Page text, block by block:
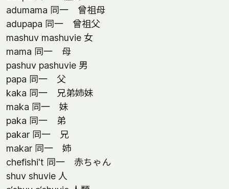
adumama 同一 曾祖母
adupapa 同一 曾祖父
mashuv mashuvie 女
mama 同一 母
pashuv pashuvie 男
papa 同一 父
kaka 同一 兄弟姉妹
maka 同一 妹
paka 同一 弟
pakar 同一 兄
makar 同一 姉
chefishi't 同一 赤ちゃん
shuv shuvie 人